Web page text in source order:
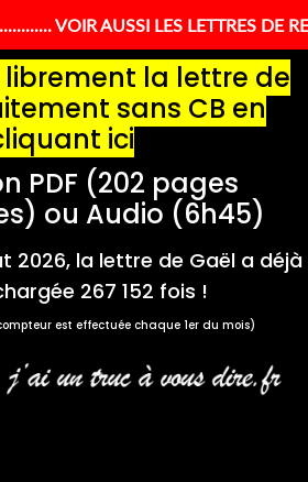
VOIR AUSSI LES LETTRES DE
librement la lettre de
sans CB en
ici
PDF (202 pages
ou Audio (6h45)
2026, la lettre de Gaël a déjà
267 152 fois !
est effectuée chaque 1er du mois)